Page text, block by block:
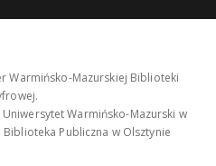
Warmińsko-Mazurskiej Biblioteki
Uniwersytet Warmińsko-Mazurski w
Publiczna w Olsztynie